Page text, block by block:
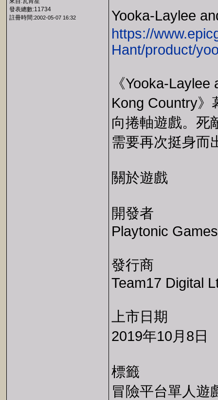
發表總數:11734
註冊時間:2002-05-07 16:32
Yooka-Laylee
https://
Hant/product/
《Yooka-
Kong Country》
向捲軸遊戲。死
需要再次挺身而
關於遊戲
開發者
Playtonic
發行商
Team17 Digital
上市日期
2019年10月8日
標籤
冒險平台單人遊